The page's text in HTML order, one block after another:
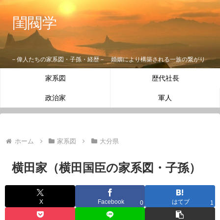
閨閥学
－偉人たちの家系図・子孫・経歴－ 婚姻により構築される一族の繋がり
家系図 歴代社長
政治家 軍人
ホーム 家系図 大分県
横田家（横田国臣の家系図・子孫）
X Facebook 0 はてブ 1